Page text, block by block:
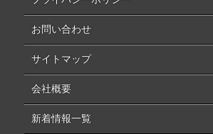
お問い合わせ
サイトマップ
会社概要
新着情報一覧